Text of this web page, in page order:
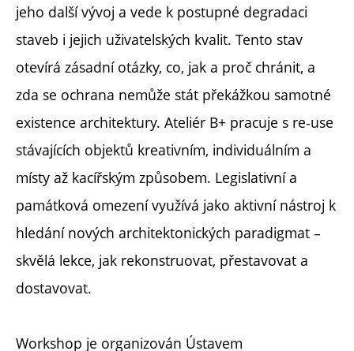
jeho další vývoj a vede k postupné degradaci
staveb i jejich uživatelských kvalit. Tento stav
otevírá zásadní otázky, co, jak a proč chránit, a
zda se ochrana nemůže stát překážkou samotné
existence architektury. Ateliér B+ pracuje s re-use
stávajících objektů kreativním, individuálním a
místy až kacířským způsobem. Legislativní a
památková omezení využívá jako aktivní nástroj k
hledání nových architektonických paradigmat –
skvělá lekce, jak rekonstruovat, přestavovat a
dostavovat.
Workshop je organizován Ústavem